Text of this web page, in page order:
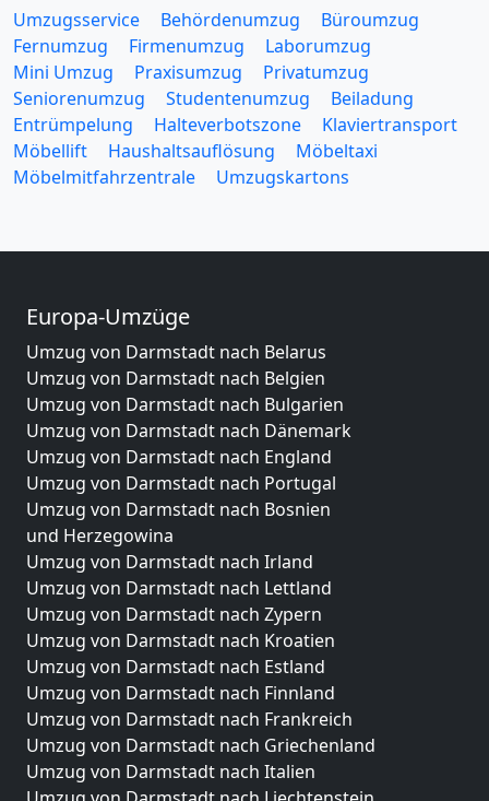
Umzugsservice Behördenumzug
Büroumzug
Fernumzug
Firmenumzug
Laborumzug
Mini Umzug
Praxisumzug
Privatumzug
Seniorenumzug
Studentenumzug
Beiladung
Entrümpelung
Halteverbotszone
Klaviertransport
Möbellift
Haushaltsauflösung
Möbeltaxi
Möbelmitfahrzentrale
Umzugskartons
Europa-Umzüge
Umzug von Darmstadt nach Belarus
Umzug von Darmstadt nach Belgien
Umzug von Darmstadt nach Bulgarien
Umzug von Darmstadt nach Dänemark
Umzug von Darmstadt nach England
Umzug von Darmstadt nach Portugal
Umzug von Darmstadt nach Bosnien
und Herzegowina
Umzug von Darmstadt nach Irland
Umzug von Darmstadt nach Lettland
Umzug von Darmstadt nach Zypern
Umzug von Darmstadt nach Kroatien
Umzug von Darmstadt nach Estland
Umzug von Darmstadt nach Finnland
Umzug von Darmstadt nach Frankreich
Umzug von Darmstadt nach Griechenland
Umzug von Darmstadt nach Italien